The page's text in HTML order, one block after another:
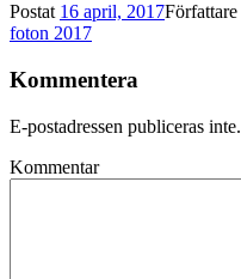
Postat 16 april, 2017Författare
foton 2017
Kommentera
E-postadressen publiceras inte.
Kommentar